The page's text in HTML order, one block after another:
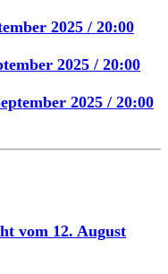
2025 / 20:00
2025 / 20:00
2025 / 20:00
vom 12. August